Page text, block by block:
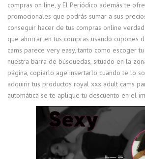
compras on line, y El Periódico además te
promocionales que podrás sumar a sus
conseguir hacer de tus compras online
que ahorrar en tus compras usando cupones
cams parece very easy, tanto como escoger
nuestra barra de búsquedas, situado en la
página, copiarlo age insertarlo cuando te lo
adquirir tus productos royal xxx adult cams
automática se te aplique tu descuento en el